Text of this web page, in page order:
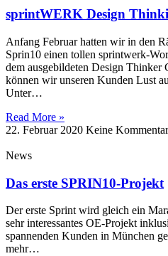
sprintWERK Design
Anfang Februar hatten wir in den
Sprin10 einen tollen sprintwerk-
dem ausgebildeten Design Thinker
können wir unseren Kunden Lust
Unter…
Read More »
22. Februar 2020 Keine
News
Das erste SPRIN10-Projekt
Der erste Sprint wird gleich ein
sehr interessantes OE-Projekt
spannenden Kunden in München
mehr…